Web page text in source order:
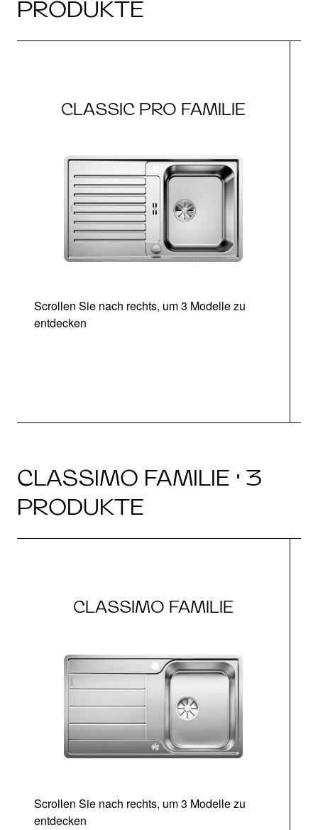
PRODUKTE
CLASSIC PRO FAMILIE
Scrollen Sie nach rechts, um 3 Modelle zu
entdecken
CLASSIMO FAMILIE · 3
PRODUKTE
CLASSIMO FAMILIE
Scrollen Sie nach rechts, um 3 Modelle zu
entdecken